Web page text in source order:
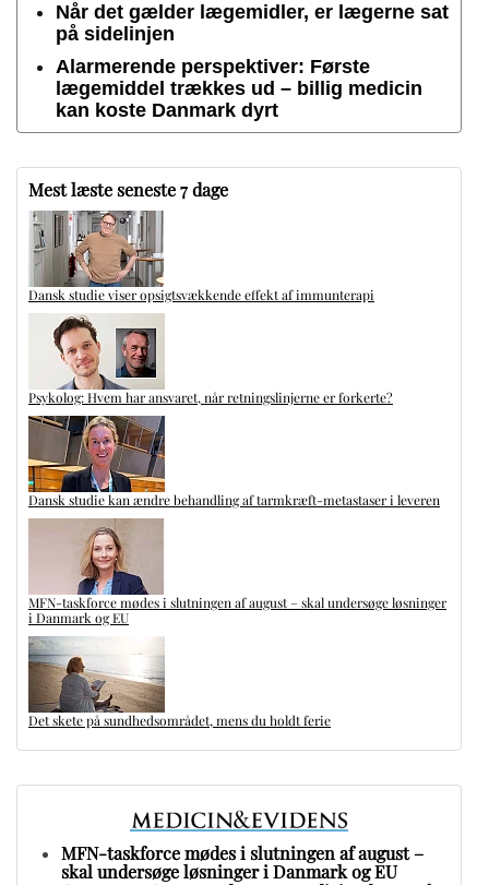
Når det gælder lægemidler, er lægerne sat
på sidelinjen
Alarmerende perspektiver: Første
lægemiddel trækkes ud – billig medicin
kan koste Danmark dyrt
Mest læste seneste 7 dage
Dansk studie viser opsigtsvækkende effekt af immunterapi
Psykolog: Hvem har ansvaret, når retningslinjerne er forkerte?
Dansk studie kan ændre behandling af tarmkræft-metastaser i leveren
MFN-taskforce mødes i slutningen af august – skal undersøge løsninger
i Danmark og EU
Det skete på sundhedsområdet, mens du holdt ferie
MFN-taskforce mødes i slutningen af august –
skal undersøge løsninger i Danmark og EU